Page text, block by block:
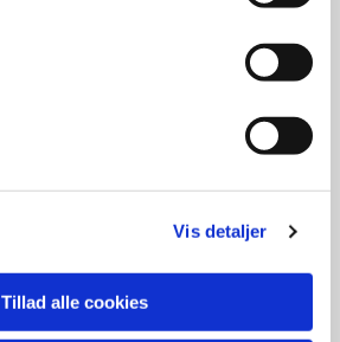
Vis detaljer
Tillad alle cookies